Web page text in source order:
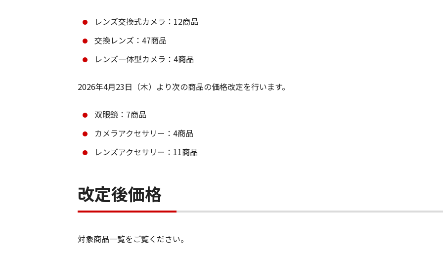
レンズ交換式カメラ：12商品
交換レンズ：47商品
レンズ一体型カメラ：4商品
2026年4月23日（木）より次の商品の価格改定を行います。
双眼鏡：7商品
カメラアクセサリー：4商品
レンズアクセサリー：11商品
改定後価格
対象商品一覧をご覧ください。